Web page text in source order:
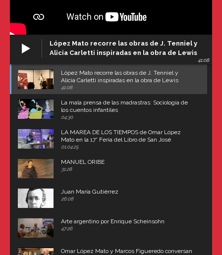
López Mato recorre las obras de J. Tenniel y
Alicia Carletti inspiradas en la obra de Lewis
41:08
López Mato recorre las obras de J. Tenniel y
Alicia Carletti inspiradas en la obra de Lewis
Carroll
41:08
La mala prensa de las madrastras: Sociología de
los cuentos infantiles
04:30
LA MAREA DE LOS TIEMPOS de Omar López
Mato en la 17° Feria del Libro de San José
(Uruguay)
01:04:25
MANUEL ORIBE
31:28
Juan María Gutiérrez
26:08
Arte argentino por Enrique Scheinsohn
47:26
Omar López Mato y Marcos Figueredo conversan